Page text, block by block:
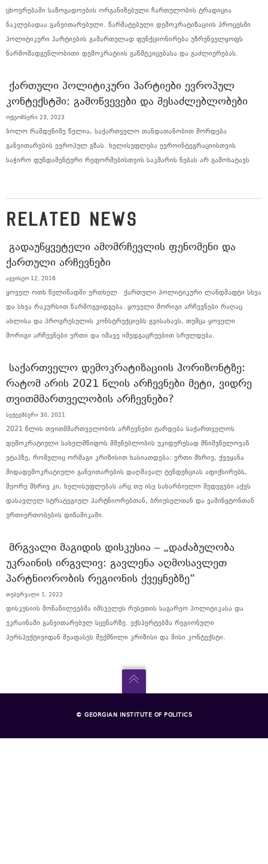
ცხოვრებაში საზოგადოების ორგანიზებული ჩართულობის ტრადიცია
ნაკლებადაა განვითარებული. წარმატებული დემოკრატიზაციის პროცესში
პოლიტიკური პარტიების გამართულად ფუნქციონირება უზრუნველყოფს
წარმომადგენლობითი დემოკრატიის განმტკიცებასა და გაძლიერებას.
ᲥᲐᲠᲗᲣᲚᲘ ᲞᲝᲚᲘᲢᲘᲙᲣᲠᲘ ᲞᲐᲠᲢᲘᲔᲑᲘ ᲔᲕᲠᲝᲞᲣᲚ
ᲙᲝᲜᲢᲔᲥᲡᲢᲨᲘ: ᲒᲐᲛᲝᲬᲕᲔᲕᲔᲑᲘ ᲓᲐ ᲨᲔᲡᲐᲫᲚᲔᲑᲚᲝᲑᲔᲑᲘ
ოქტომბერი 23, 2023
ბოლო რამდენიმე წელია, საქართველო თანდათანობით შორდება
განვითარების ევროპულ გზას. ხელისუფლება ევროინტეგრაციისთვის
საჭირო ფუნდამენტური რეფორმებისთვის საკმარის ნებას არ გამოხატავს
RELATED NEWS
ᲒᲐᲓᲐᲣᲬᲧᲕᲔᲢᲔᲚᲘ ᲐᲛᲝᲛᲠᲩᲔᲕᲚᲘᲡ ᲤᲔᲜᲝᲛᲔᲜᲘ ᲓᲐ
ᲥᲐᲠᲗᲣᲚᲘ ᲐᲠᲩᲔᲕᲜᲔᲑᲘ
აგვისტო 12, 2016
ყოველ ოთხ წელიწადში ერთხელ ქართული პოლიტიკური ლანდშაფტი სხვა
და სხვა რაკურსით წარმოგვიდგება. ყოველი მორიგი არჩევნები რაღაც
ახლისა და პროგრესულის კონსტრუქციებს გვისახავს, თუმცა ყოველი
მორიგი არჩევნები ერთი და იმავე იმედგაცრუებით სრულდება.
ᲡᲐᲥᲐᲠᲗᲕᲔᲚᲝ ᲓᲔᲛᲝᲙᲠᲐᲢᲘᲖᲐᲪᲘᲘᲡ ᲰᲝᲠᲘᲖᲝᲜᲢᲖᲔ:
ᲠᲐᲢᲝᲛ ᲐᲠᲘᲡ 2021 ᲬᲚᲘᲡ ᲐᲠᲩᲔᲕᲜᲔᲑᲘ ᲛᲔᲢᲘ, ᲕᲘᲓᲠᲔ
ᲗᲕᲘᲗᲛᲛᲐᲠᲗᲕᲔᲚᲝᲑᲘᲡ ᲐᲠᲩᲔᲕᲜᲔᲑᲘ?
სექტემბერი 30, 2021
2021 წლის თვითმმართველობის არჩევნები ტარდება საქართველოს
დემოკრატიული სახელმწიფოს მშენებლობის უკიდურესად მნიშვნელოვან
ეტაპზე, რომელიც ორმაგი კრიზისით ხასიათდება: ერთი მხრივ, ქვეყანა
შიდადემოკრატიული განვითარების დაღმავალ ტენდენციას აფიქსირებს,
მეორე მხრივ კი, ხელისუფლებას არც თუ ისე სახარბიელო შედეგები აქვს
დასავლელ სტრატეგიულ პარტნიორებთან, ბრიუსელთან და ვაშინგტონთან
ურთიერთობების დინამიკაში.
ᲛᲠᲒᲕᲐᲚᲘ ᲛᲐᲒᲘᲓᲘᲡ ᲓᲘᲡᲙᲣᲡᲘᲐ – „ᲓᲐᲫᲐᲑᲣᲚᲝᲑᲐ
ᲣᲙᲠᲐᲘᲜᲘᲡ ᲘᲠᲒᲕᲚᲘᲕ: ᲒᲐᲕᲚᲔᲜᲐ ᲐᲦᲛᲝᲡᲐᲕᲚᲔᲗ
ᲞᲐᲠᲢᲜᲘᲝᲠᲝᲑᲘᲡ ᲠᲔᲒᲘᲝᲜᲘᲡ ᲥᲕᲔᲧᲜᲔᲑᲖᲔ“
თებერვალი 1, 2022
დისკუსიის მონაწილეებმა იმსჯელეს რუსეთის საგარეო პოლიტიკასა და
უკრაინაში განვითარებულ სცენარზე. ექსპერტებმა რეგიონული
პერსპექტივიდან შეაფასეს შექმნილი კრიზისი და მისი კონტექსტი.
© GEORGIAN INSTITUTE OF POLITICS